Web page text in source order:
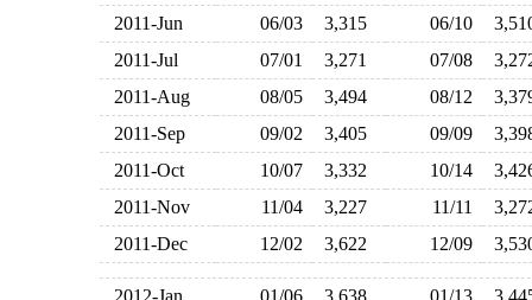
2011-Jun
06/03 3,315 06/10
2011-Jul
07/01 3,271 07/08
2011-Aug
08/05 3,494 08/12
2011-Sep
09/02 3,405 09/09
2011-Oct
10/07 3,332 10/14
2011-Nov
11/04 3,227 11/11
2011-Dec
12/02 3,622 12/09
2012-Jan 01/06 3,638 01/13